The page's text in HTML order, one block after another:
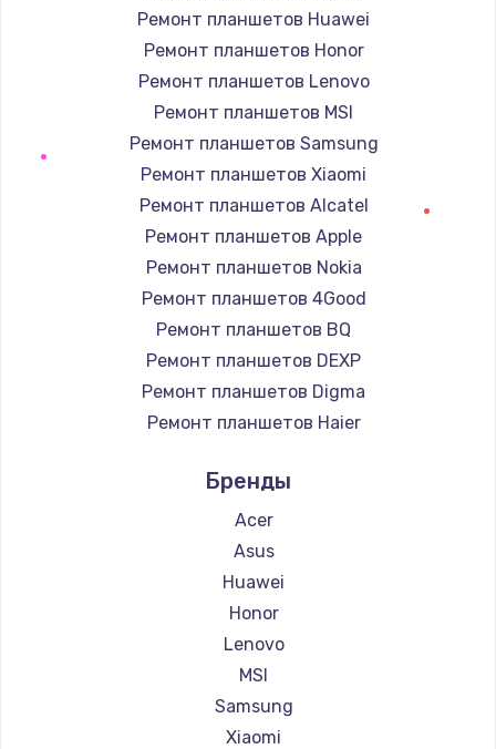
Ремонт планшетов Huawei
Ремонт планшетов Honor
Ремонт планшетов Lenovo
Ремонт планшетов MSI
Ремонт планшетов Samsung
Ремонт планшетов Xiaomi
Ремонт планшетов Alcatel
Ремонт планшетов Apple
Ремонт планшетов Nokia
Ремонт планшетов 4Good
Ремонт планшетов BQ
Ремонт планшетов DEXP
Ремонт планшетов Digma
Ремонт планшетов Haier
Ремонт планшетов Prestigio
Ремонт планшетов Microsoft
Ремонт планшетов BlackView
Ремонт планшетов Amazon
Ремонт планшетов Aquarius
Ремонт планшетов Philips
Ремонт планшетов Dell
Ремонт планшетов Getac
Ремонт планшетов ZTE
Бренды
Acer
Asus
Huawei
Honor
Lenovo
MSI
Samsung
Xiaomi